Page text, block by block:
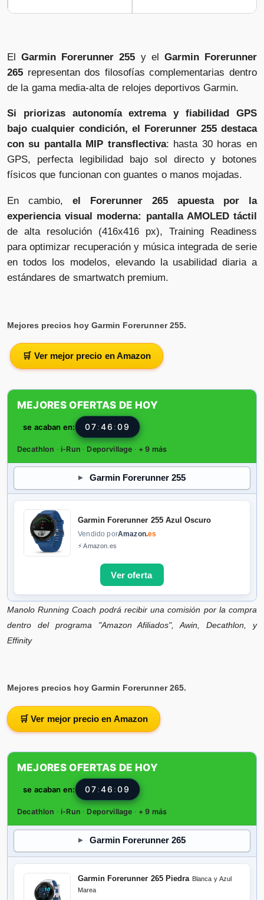
ElGarmin Forerunner 255 y el Garmin Forerunner
265 representan dos filosofías complementarias dentro
de la gama media-alta de relojes deportivos Garmin.
Si priorizas autonomía extrema y fiabilidad GPS
bajo cualquier condición, el Forerunner 255 destaca
con su pantalla MIP transflectiva: hasta 30 horas en
GPS, perfecta legibilidad bajo sol directo y botones
físicos que funcionan con guantes o manos mojadas.
En cambio, el Forerunner 265 apuesta por la
experiencia visual moderna: pantalla AMOLED táctil
de alta resolución (416x416 px), Training Readiness
para optimizar recuperación y música integrada de serie
en todos los modelos, elevando la usabilidad diaria a
estándares de smartwatch premium.
Mejores precios hoy Garmin Forerunner 255.
🛒 Ver mejor precio en Amazon
MEJORES OFERTAS DE HOY
se acaban en: 07:46 :07
Decathlon ·i-Run · Deporvillage · + 9 más
Garmin Forerunner 255
Garmin Forerunner 255 Azul Oscuro
Vendido porAmazon.es
⚡ Amazon.es
Manolo Running Coach podrá recibir una comisión por la compra
dentro del programa "Amazon Afiliados", Awin, Decathlon, y
Effinity
Mejores precios hoy Garmin Forerunner 265.
🛒 Ver mejor precio en Amazon
MEJORES OFERTAS DE HOY
se acaban en: 07:46 :07
Decathlon ·i-Run · Deporvillage · + 9 más
Garmin Forerunner 265
Garmin Forerunner 265 Piedra Blanca y Azul
Marea